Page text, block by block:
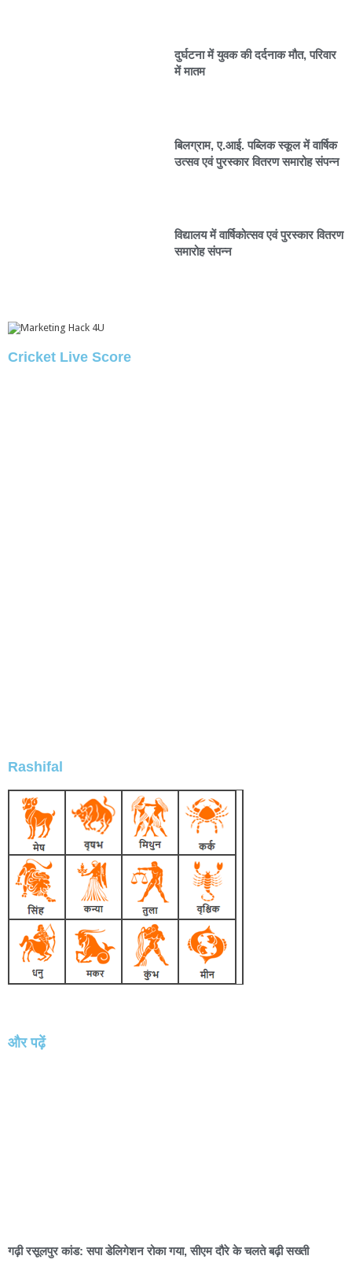
दुर्घटना में युवक की दर्दनाक मौत, परिवार
में मातम
बिलग्राम, ए.आई. पब्लिक स्कूल में वार्षिक
उत्सव एवं पुरस्कार वितरण समारोह संपन्न
विद्यालय में वार्षिकोत्सव एवं पुरस्कार वितरण
समारोह संपन्न
Cricket Live Score
Rashifal
और पढ़ें
गढ़ी रसूलपुर कांड: सपा डेलिगेशन रोका गया, सीएम दौरे के चलते बढ़ी सख्ती